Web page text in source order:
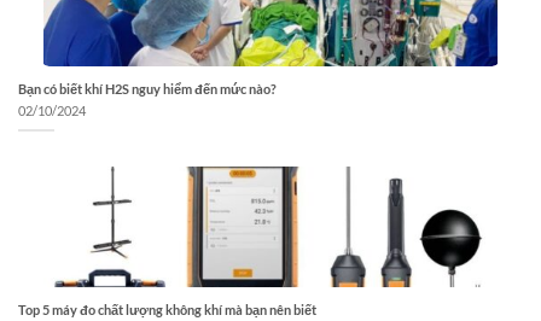
Bạn có biết khí H2S nguy hiểm đến mức nào?
02/10/2024
Top 5 máy đo chất lượng không khí mà bạn nên biết